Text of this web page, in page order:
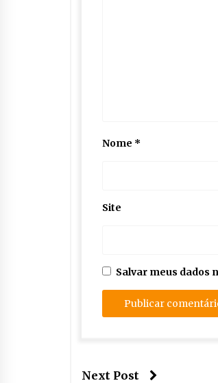
Nome *
Site
Salvar meus dados
Next Post